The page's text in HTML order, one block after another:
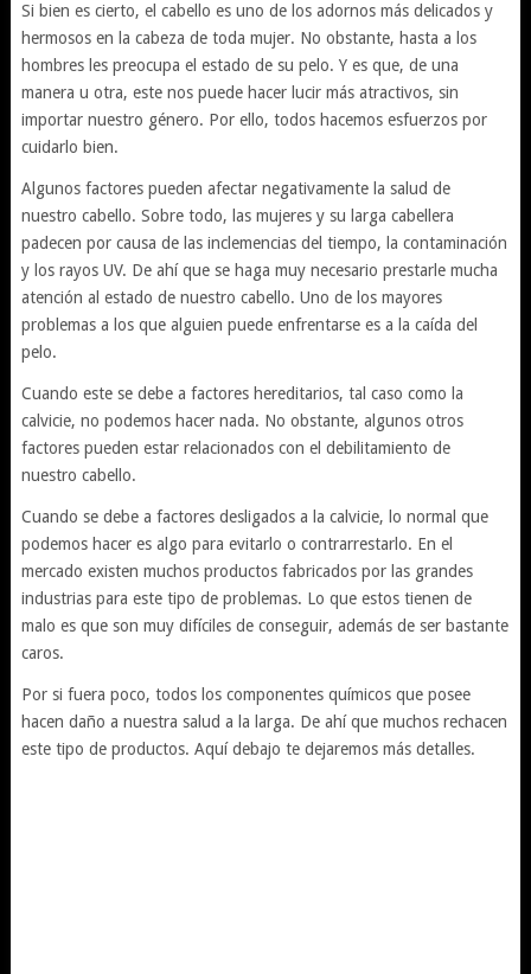
Si bien es cierto, el cabello es uno de los adornos más delicados y
hermosos en la cabeza de toda mujer. No obstante, hasta a los
hombres les preocupa el estado de su pelo. Y es que, de una
manera u otra, este nos puede hacer lucir más atractivos, sin
importar nuestro género. Por ello, todos hacemos esfuerzos por
cuidarlo bien.
Algunos factores pueden afectar negativamente la salud de
nuestro cabello. Sobre todo, las mujeres y su larga cabellera
padecen por causa de las inclemencias del tiempo, la contaminación
y los rayos UV. De ahí que se haga muy necesario prestarle mucha
atención al estado de nuestro cabello. Uno de los mayores
problemas a los que alguien puede enfrentarse es a la caída del
pelo.
Cuando este se debe a factores hereditarios, tal caso como la
calvicie, no podemos hacer nada. No obstante, algunos otros
factores pueden estar relacionados con el debilitamiento de
nuestro cabello.
Cuando se debe a factores desligados a la calvicie, lo normal que
podemos hacer es algo para evitarlo o contrarrestarlo. En el
mercado existen muchos productos fabricados por las grandes
industrias para este tipo de problemas. Lo que estos tienen de
malo es que son muy difíciles de conseguir, además de ser bastante
caros.
Por si fuera poco, todos los componentes químicos que posee
hacen daño a nuestra salud a la larga. De ahí que muchos rechacen
este tipo de productos. Aquí debajo te dejaremos más detalles.